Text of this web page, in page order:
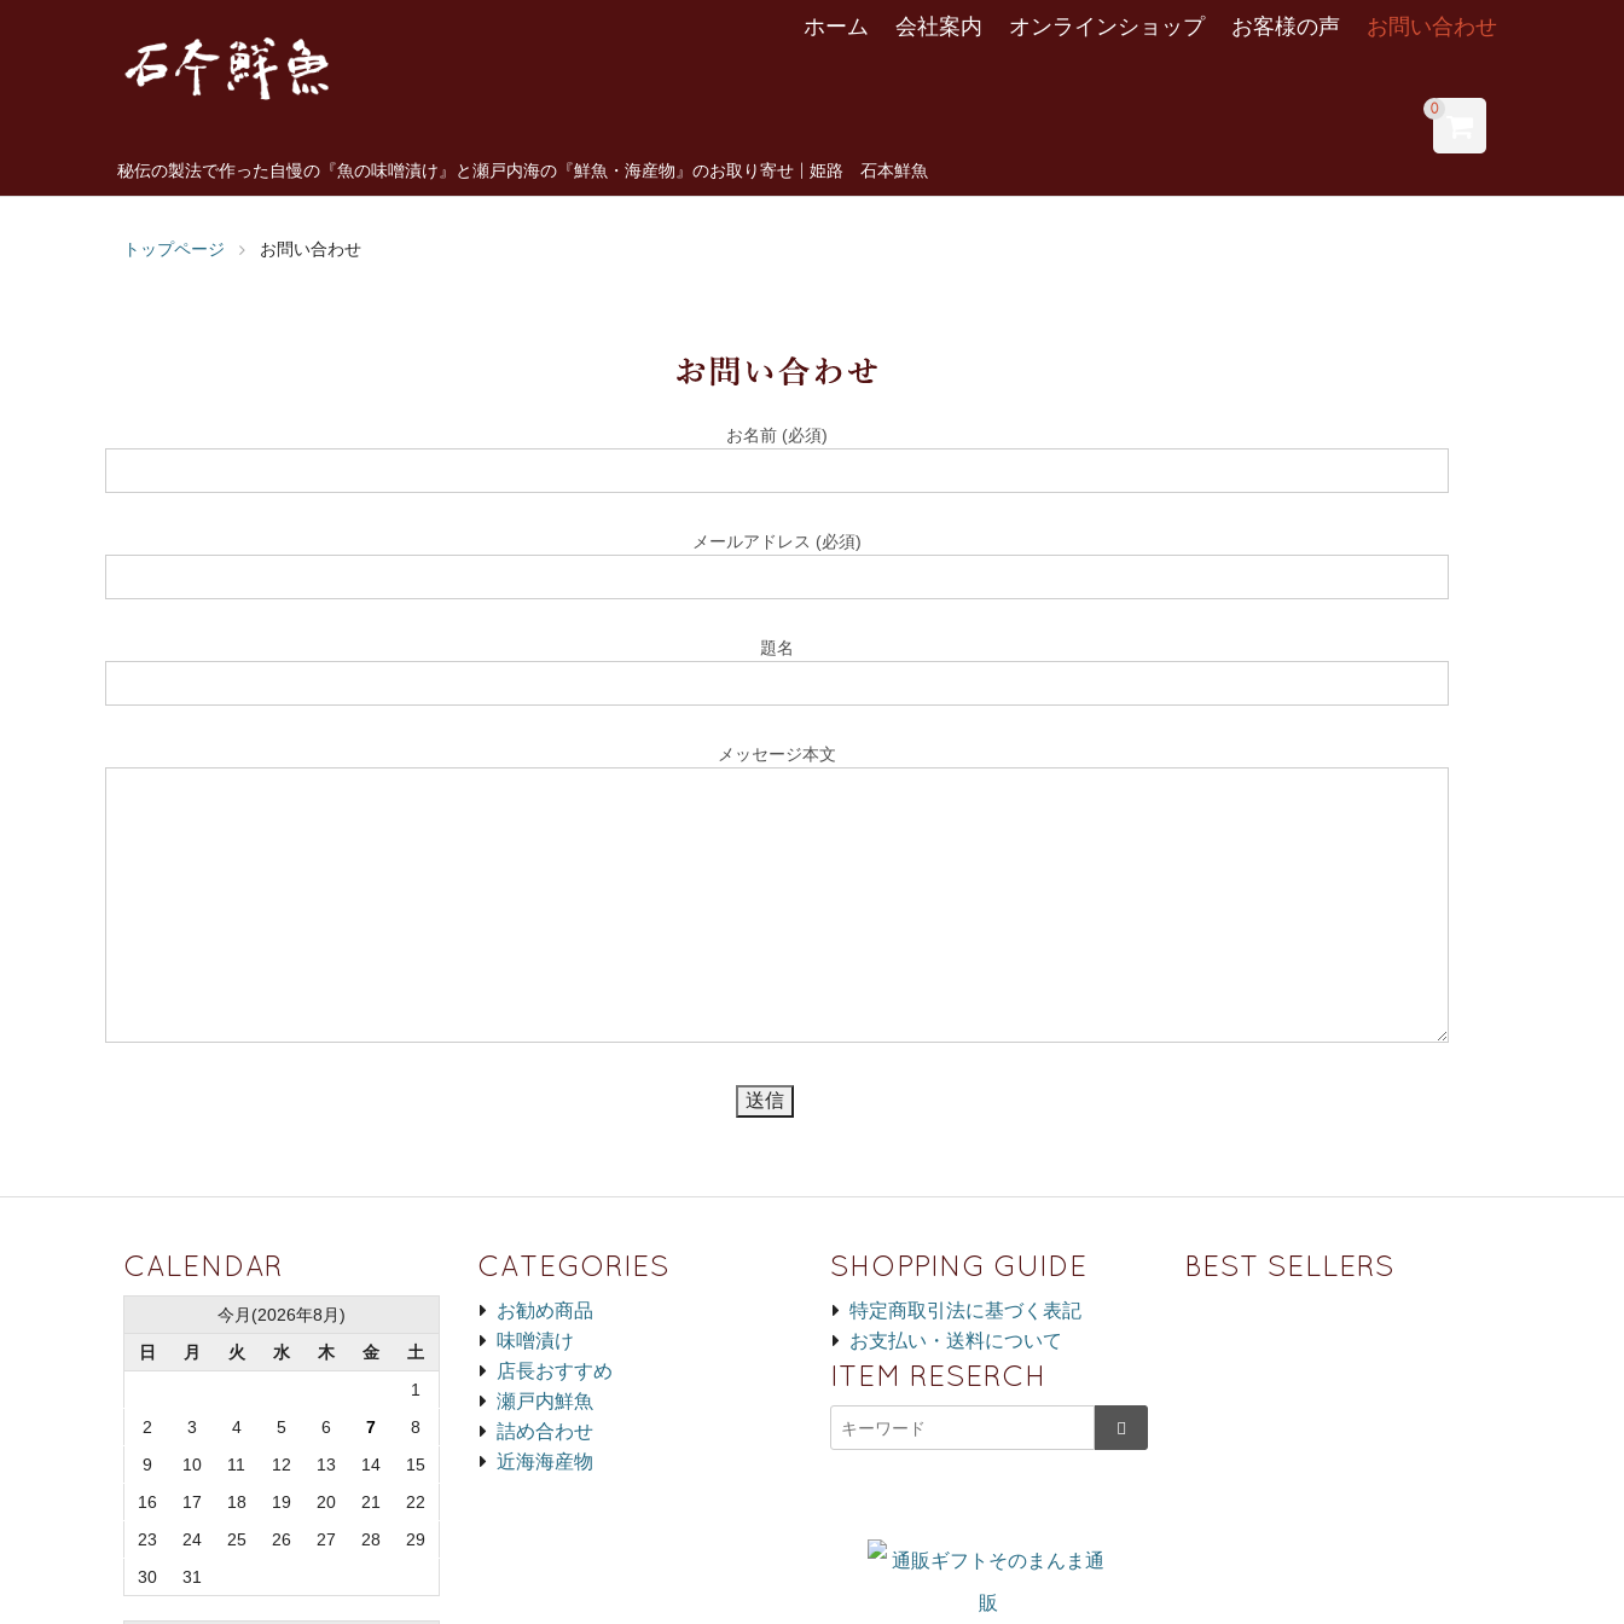
ホーム 会社案内 オンラインショップ お客様の声 お問い合わせ
0
秘伝の製法で作った自慢の『魚の味噌漬け』と瀬戸内海の『鮮魚・海産物』のお取り寄せ | 姫路 石本鮮魚
トップページ お問い合わせ
お名前 (必須)
メールアドレス (必須)
題名
メッセージ本文
CALENDAR
今月(2026年8月)
日
月 火 水 木 金
土
1
2
3 4 5 6 7
8
9
10 11 12 13 14
15
16
17 18 19 20 21
22
23
24 25 26 27 28
29
30
31
CATEGORIES
お勧め商品
味噌漬け
店長おすすめ
瀬戸内鮮魚
詰め合わせ
近海海産物
SHOPPING GUIDE
特定商取引法に基づく表記
お支払い・送料について
ITEM RESERCH
BEST SELLERS